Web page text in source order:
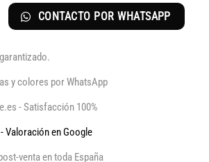
CONTACTO POR WHATSAPP
y colores por WhatsApp
- Satisfacción 100%
Valoración en Google
venta en toda España